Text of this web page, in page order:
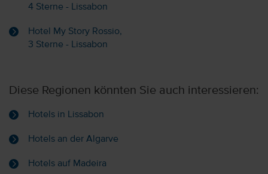
4 Sterne - Lissabon
Hotel My Story Rossio,
3 Sterne - Lissabon
Diese Regionen könnten Sie auch interessieren:
Hotels in Lissabon
Hotels an der Algarve
Hotels auf Madeira